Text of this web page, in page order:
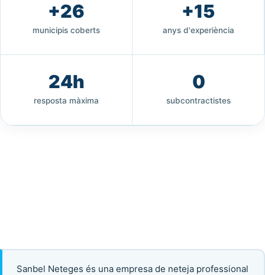
+26
municipis coberts
+15
anys d'experiència
24h
resposta màxima
0
subcontractistes
Sanbel Neteges és una empresa de neteja professional